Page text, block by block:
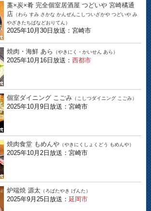
藁×炭×肴 完全個室居酒屋 つどいや 宮崎橘通
店 （わら すみ さかな かんぜんこしついざかや つどいや み
やざきたちばなどおりてん）
2025年10月30日放送：宮崎市
焼肉・海鮮 あら （やきにく・かいせん あら）
2025年10月16日放送： 西都市
個室ダイニング こごみ （こしつダイニング こごみ）
2025年10月9日放送：宮崎市
焼肉食堂 もめんや （やきにくしょくどう もめんや）
2025年10月2日放送：宮崎市
炉端焼 源太 （ろばたやき げんた）
2025年9月25日放送： 延岡市